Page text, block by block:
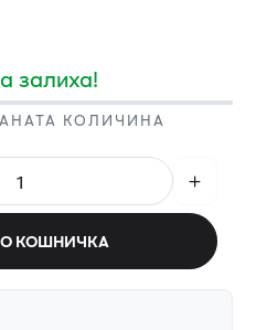
залиха!
КОЛИЧИНА
КОШНИЧКА